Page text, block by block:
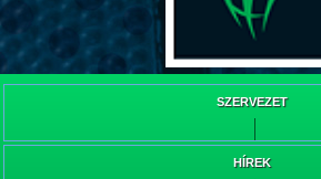
SZERVEZET
HÍREK